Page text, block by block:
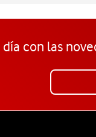
con las